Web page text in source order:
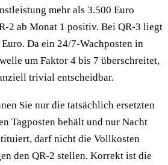
mehr als 3.500 Euro
2 ab Monat 1 positiv. Bei QR-3 liegt
Da ein 24/7-Wachposten in
um Faktor 4 bis 7 überschreitet,
trivial entscheidbar.
Sie nur die tatsächlich ersetzten
Tagposten behält und nur Nacht
darf nicht die Vollkosten
den QR-2 stellen. Korrekt ist die